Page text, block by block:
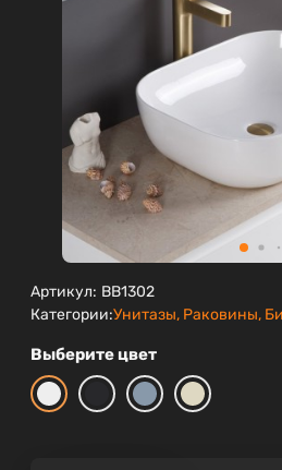
Артикул: BB1302
Категории:Унитазы, Раковины,
Выберите цвет